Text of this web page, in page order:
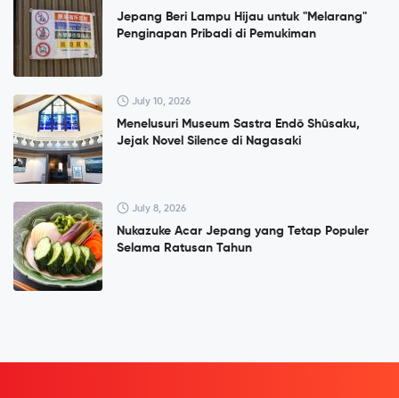
Jepang Beri Lampu Hijau untuk "Melarang"
Penginapan Pribadi di Pemukiman
July 10, 2026
Menelusuri Museum Sastra Endō Shūsaku,
Jejak Novel Silence di Nagasaki
July 8, 2026
Nukazuke Acar Jepang yang Tetap Populer
Selama Ratusan Tahun